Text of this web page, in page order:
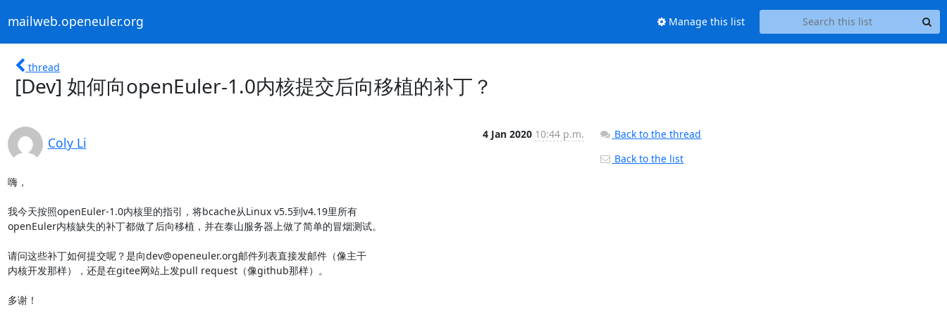
mailweb.openeuler.org Manage this list
thread
[Dev] 如何向openEuler-1.0内核提交后向移植的补丁？
Coly Li
4 Jan 2020 10:44 p.m.
嗨，
我今天按照openEuler-1.0内核里的指引，将bcache从Linux v5.5到v4.19里所有
openEuler内核缺失的补丁都做了后向移植，并在泰山服务器上做了简单的冒烟测试。
请问这些补丁如何提交呢？是向dev@openeuler.org邮件列表直接发邮件（像主干
内核开发那样），还是在gitee网站上发pull request（像github那样）。
多谢！
Back to the thread
Back to the list